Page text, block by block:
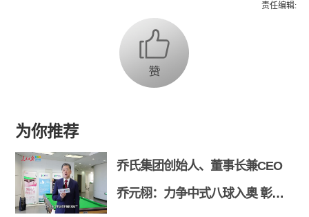
责任编辑:
为你推荐
乔氏集团创始人、董事长兼CEO
乔元栩：力争中式八球入奥 彰显